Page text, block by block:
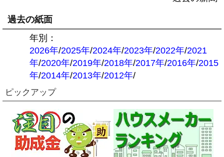
過去の紙面
年別：
2026年/2025年/2024年/2023年/2022年/2021
年/2020年/2019年/2018年/2017年/2016年/2015
年/2014年/2013年/2012年/
ピックアップ